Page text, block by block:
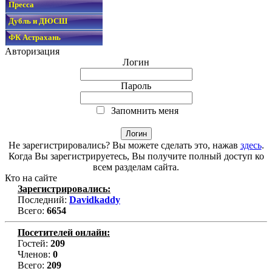
Пресса
Дубль и ДЮСШ
ФК Астрахань
Авторизация
Логин
Пароль
Запомнить меня
Не зарегистрировались? Вы можете сделать это, нажав здесь.
Когда Вы зарегистрируетесь, Вы получите полный доступ ко
всем разделам сайта.
Кто на сайте
Зарегистрировались:
Последний: Davidkaddy
Всего: 6654
Посетителей онлайн:
Гостей: 209
Членов: 0
Всего: 209